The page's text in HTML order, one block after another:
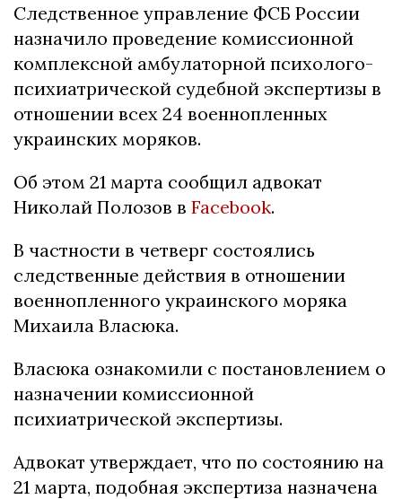
Следственное управление ФСБ России
назначило проведение комиссионной
комплексной амбулаторной психолого-
психиатрической судебной экспертизы в
отношении всех 24 военнопленных
украинских моряков.
Об этом 21 марта сообщил адвокат
Николай Полозов в Facebook.
В частности в четверг состоялись
следственные действия в отношении
военнопленного украинского моряка
Михаила Власюка.
Власюка ознакомили с постановлением о
назначении комиссионной
психиатрической экспертизы.
Адвокат утверждает, что по состоянию на
21 марта, подобная экспертиза назначена